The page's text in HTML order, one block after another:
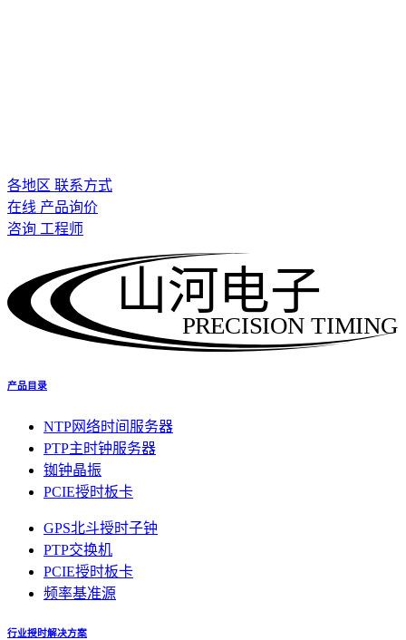
各地区 联系方式
在线 产品询价
咨询 工程师
PRECISION TIMING
山河电子
产品目录
NTP网络时间服务器
PTP主时钟服务器
铷钟晶振
PCIE授时板卡
GPS北斗授时子钟
PTP交换机
PCIE授时板卡
频率基准源
行业授时解决方案